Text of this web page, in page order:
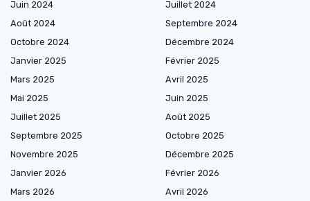
Juin 2024
Juillet 2024
Août 2024
Septembre 2024
Octobre 2024
Décembre 2024
Janvier 2025
Février 2025
Mars 2025
Avril 2025
Mai 2025
Juin 2025
Juillet 2025
Août 2025
Septembre 2025
Octobre 2025
Novembre 2025
Décembre 2025
Janvier 2026
Février 2026
Mars 2026
Avril 2026